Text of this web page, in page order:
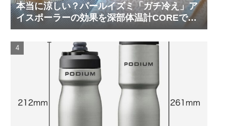
本当に涼しい？パールイズミ「ガチ冷え」ア
イスポーラーの効果を深部体温計COREで測
ってみた